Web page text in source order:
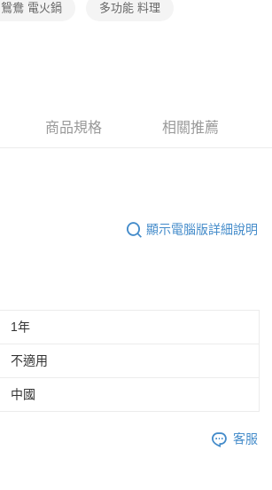
鴛鴦 電火鍋 多功能 料理
商品規格 相關推薦
顯示電腦版詳細說明
1年
不適用
中國
客服